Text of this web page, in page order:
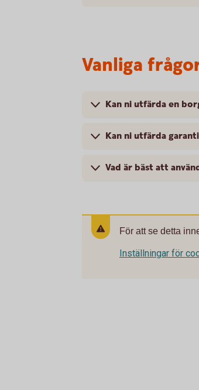
Vanliga
Kan ni utfärda en
Kan ni utfärda
Vad är bäst att
För att se detta
Inställningar för